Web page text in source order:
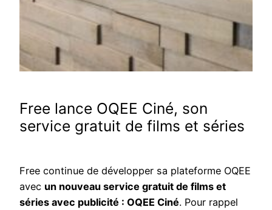
Free lance OQEE Ciné, son
service gratuit de films et séries
Free continue de développer sa plateforme OQEE
avec un nouveau service gratuit de films et
séries avec publicité : OQEE Ciné. Pour rappel